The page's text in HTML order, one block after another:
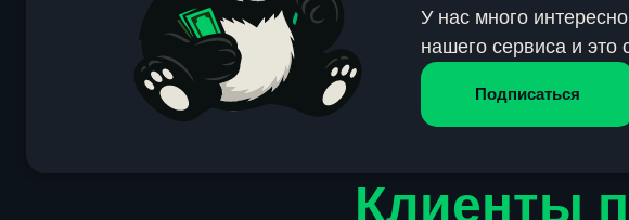
У нас много
нашего сервиса и
Подписаться
Клиенты